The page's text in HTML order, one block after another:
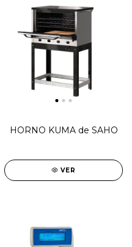
HORNO KUMA de SAHO
VER